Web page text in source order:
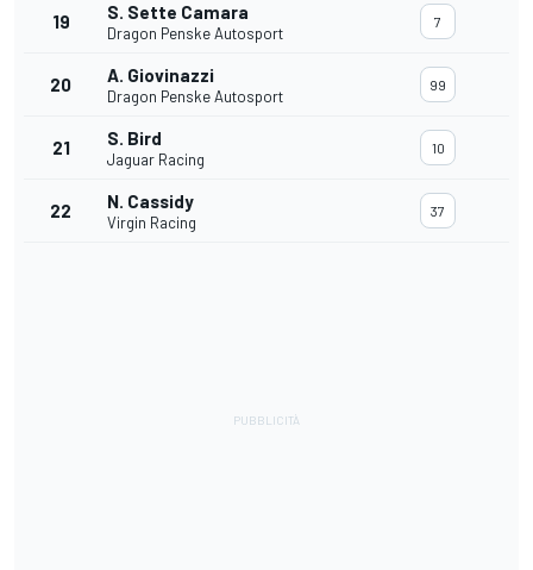
19 S. Sette Camara
Dragon Penske Autosport
7
20 A. Giovinazzi
Dragon Penske Autosport
99
21 S. Bird
Jaguar Racing
10
22 N. Cassidy
Virgin Racing
37